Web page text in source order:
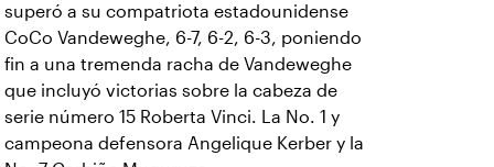
superó a su compatriota estadounidense
CoCo Vandeweghe, 6-7, 6-2, 6-3, poniendo
fin a una tremenda racha de Vandeweghe
que incluyó victorias sobre la cabeza de
serie número 15 Roberta Vinci. La No. 1 y
campeona defensora Angelique Kerber y la